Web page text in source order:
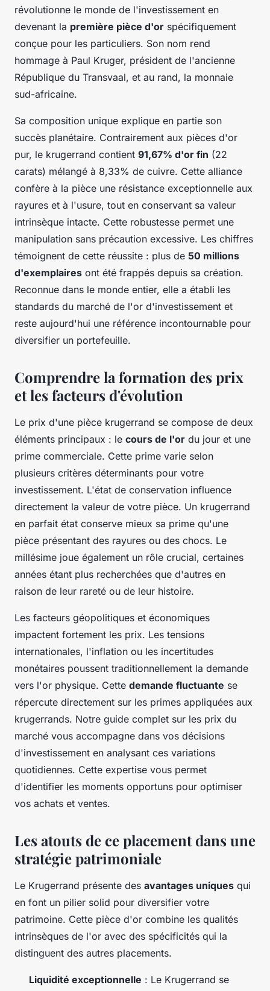
révolutionne le monde de l'investissement en
devenant la première pièce d'or spécifiquement
conçue pour les particuliers. Son nom rend
hommage à Paul Kruger, président de l'ancienne
République du Transvaal, et au rand, la monnaie
sud-africaine.
Sa composition unique explique en partie son
succès planétaire. Contrairement aux pièces d'or
pur, le krugerrand contient 91,67% d'or fin (22
carats) mélangé à 8,33% de cuivre. Cette alliance
confère à la pièce une résistance exceptionnelle aux
rayures et à l'usure, tout en conservant sa valeur
intrinsèque intacte. Cette robustesse permet une
manipulation sans précaution excessive. Les chiffres
témoignent de cette réussite : plus de 50 millions
d'exemplaires ont été frappés depuis sa création.
Reconnue dans le monde entier, elle a établi les
standards du marché de l'or d'investissement et
reste aujourd'hui une référence incontournable pour
diversifier un portefeuille.
Comprendre la formation des prix
et les facteurs d'évolution
Le prix d'une pièce krugerrand se compose de deux
éléments principaux : le cours de l'or du jour et une
prime commerciale. Cette prime varie selon
plusieurs critères déterminants pour votre
investissement. L'état de conservation influence
directement la valeur de votre pièce. Un krugerrand
en parfait état conserve mieux sa prime qu'une
pièce présentant des rayures ou des chocs. Le
millésime joue également un rôle crucial, certaines
années étant plus recherchées que d'autres en
raison de leur rareté ou de leur histoire.
Les facteurs géopolitiques et économiques
impactent fortement les prix. Les tensions
internationales, l'inflation ou les incertitudes
monétaires poussent traditionnellement la demande
vers l'or physique. Cette demande fluctuante se
répercute directement sur les primes appliquées aux
krugerrands. Notre guide complet sur les prix du
marché vous accompagne dans vos décisions
d'investissement en analysant ces variations
quotidiennes. Cette expertise vous permet
d'identifier les moments opportuns pour optimiser
vos achats et ventes.
Les atouts de ce placement dans une
stratégie patrimoniale
Le Krugerrand présente des avantages uniques qui
en font un pilier solid pour diversifier votre
patrimoine. Cette pièce d'or combine les qualités
intrinsèques de l'or avec des spécificités qui la
distinguent des autres placements.
Liquidité exceptionnelle : Le Krugerrand se